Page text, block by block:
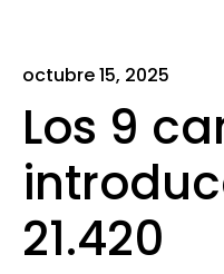
octubre 15, 2025
Los 9
21.420